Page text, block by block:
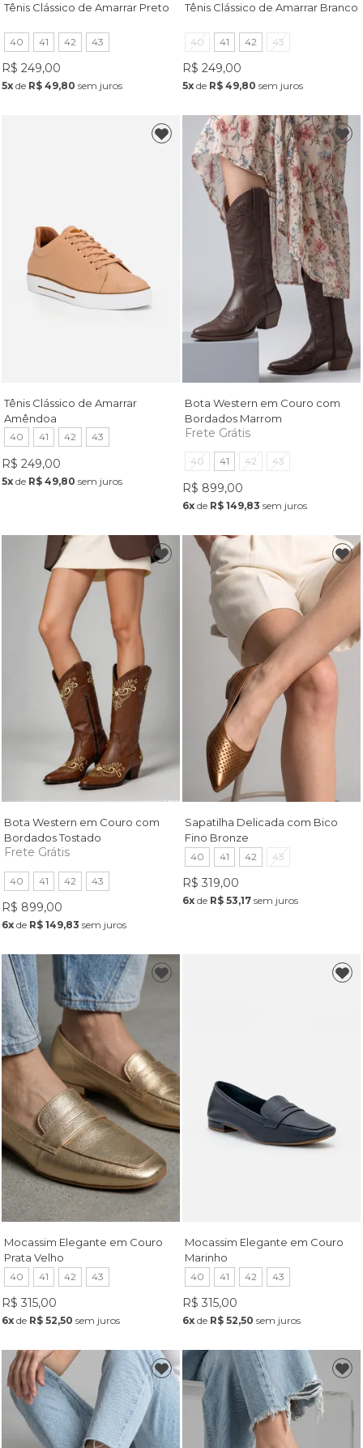
Tênis Clássico de Amarrar Preto
40 41 42 43
R$ 249,00
5xde R$ 49,80 sem juros
Tênis Clássico de Amarrar Branco
40 41 42 43
R$ 249,00
5x de R$ 49,80 sem juros
Tênis Clássico de Amarrar
Amêndoa
40 41 42 43
R$ 249,00
5xde R$ 49,80 sem juros
Bota Western em Couro com
Bordados Marrom
Frete Grátis
40 41 42 43
R$ 899,00
6x de R$ 149,83 sem juros
Bota Western em Couro com
Bordados Tostado
Frete Grátis
40 41 42 43
R$ 899,00
6xde R$ 149,83 sem juros
Sapatilha Delicada com Bico
Fino Bronze
40 41 42 43
R$ 319,00
6x de R$ 53,17 sem juros
Mocassim Elegante em Couro
Prata Velho
40 41 42 43
R$ 315,00
6xde R$ 52,50 sem juros
Mocassim Elegante em Couro
Marinho
40 41 42 43
R$ 315,00
6x de R$ 52,50 sem juros